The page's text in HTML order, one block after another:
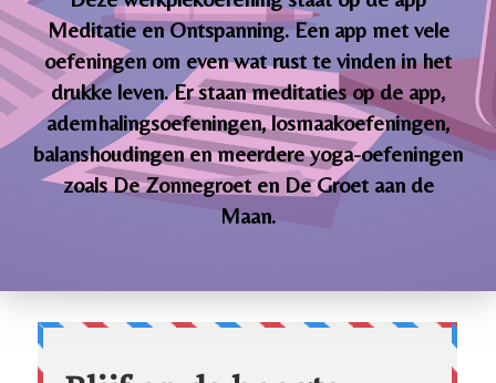
Meditatie en Ontspanning. Een app met vele
oefeningen om even wat rust te vinden in het
drukke leven. Er staan meditaties op de app,
ademhalingsoefeningen, losmaakoefeningen,
balanshoudingen en meerdere yoga-oefeningen
zoals De Zonnegroet en De Groet aan de
Maan.